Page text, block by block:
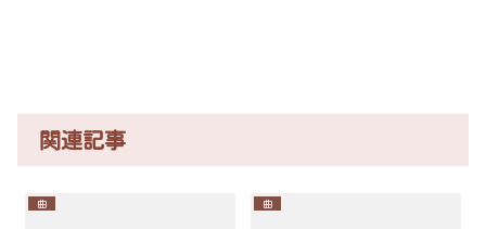
関連記事
曲 曲